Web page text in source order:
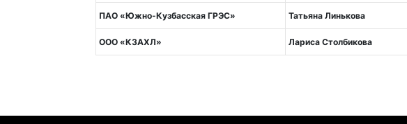
ПАО «Южно-Кузбасская ГРЭС» Татьяна Линькова
ООО «КЗАХЛ» Лариса Столбикова